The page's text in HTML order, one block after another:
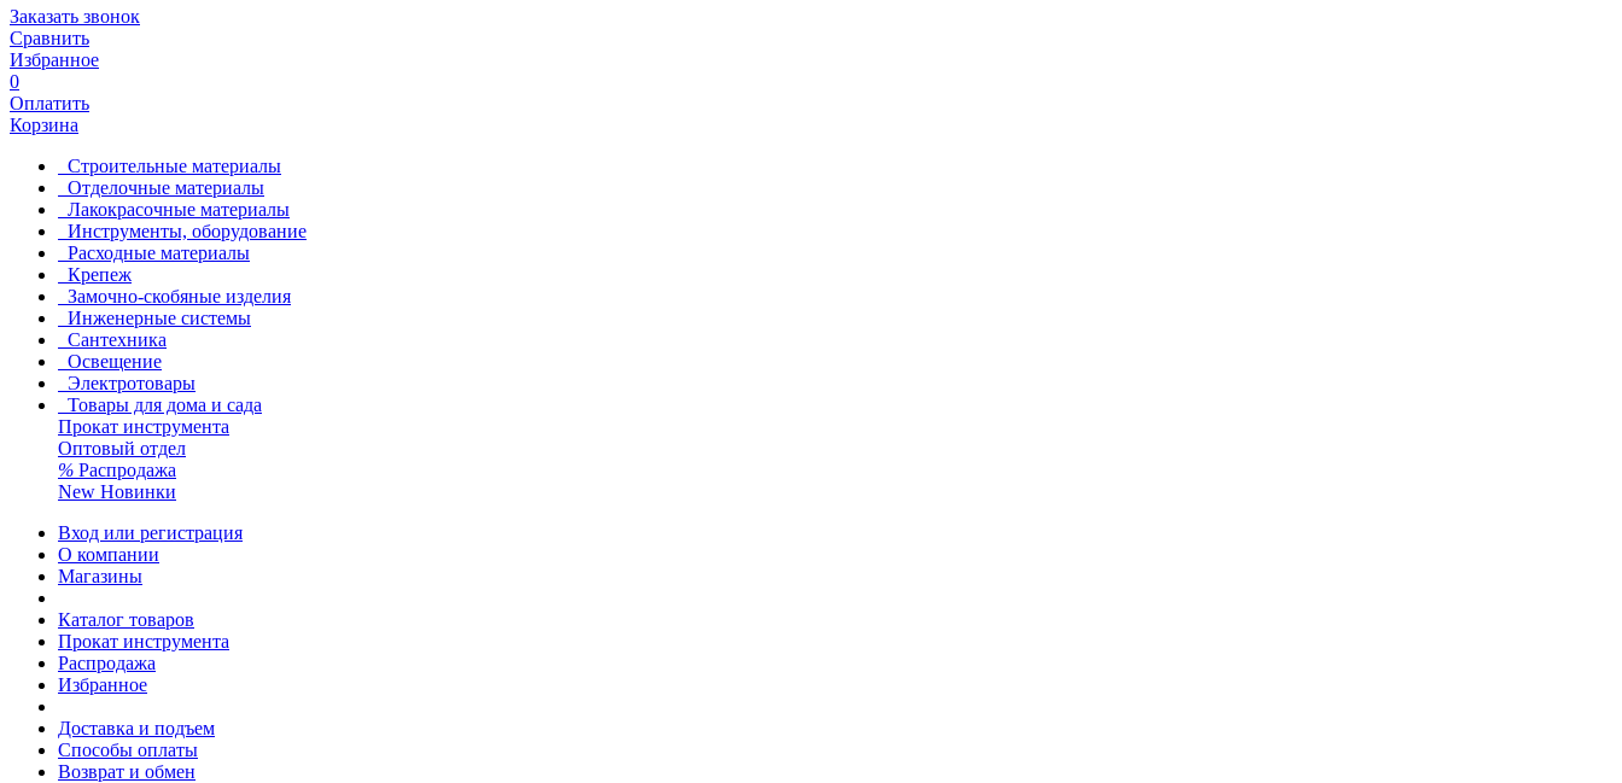
Заказать звонок
Сравнить
Избранное
0
Оплатить
Корзина
Строительные материалы
Отделочные материалы
Лакокрасочные материалы
Инструменты, оборудование
Расходные материалы
Крепеж
Замочно-скобяные изделия
Инженерные системы
Сантехника
Освещение
Электротовары
Товары для дома и сада
Прокат инструмента
Оптовый отдел
% Распродажа
New Новинки
Вход или регистрация
О компании
Магазины
Каталог товаров
Прокат инструмента
Распродажа
Избранное
Доставка и подъем
Способы оплаты
Возврат и обмен